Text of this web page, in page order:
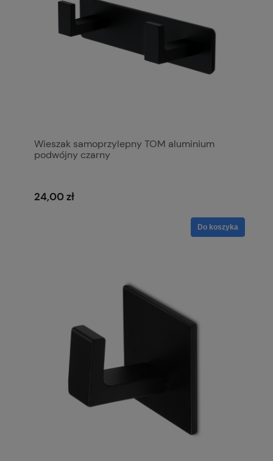
Wieszak samoprzylepny TOM aluminium
podwójny czarny
24,00 zł
Do koszyka